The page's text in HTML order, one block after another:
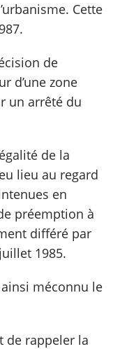
Cette
de
d’une zone
un arrêté du
de la
lieu au regard
en
préemption à
différé par
1985.
méconnu le
de rappeler la